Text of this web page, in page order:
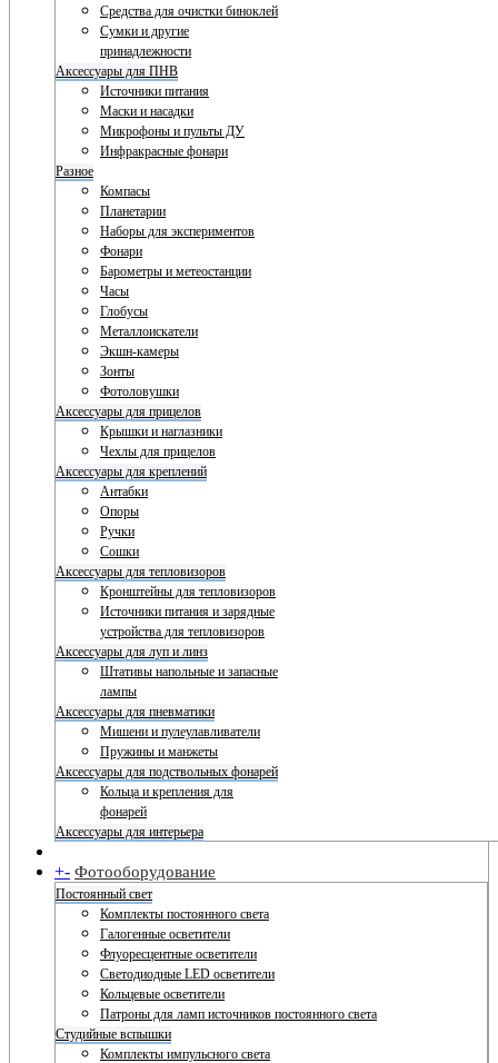
Средства для очистки биноклей
Сумки и другие
принадлежности
Аксессуары для ПНВ
Источники питания
Маски и насадки
Микрофоны и пульты ДУ
Инфракрасные фонари
Разное
Компасы
Планетарии
Наборы для экспериментов
Фонари
Барометры и метеостанции
Часы
Глобусы
Металлоискатели
Экшн-камеры
Зонты
Фотоловушки
Аксессуары для прицелов
Крышки и наглазники
Чехлы для прицелов
Аксессуары для креплений
Антабки
Опоры
Ручки
Сошки
Аксессуары для тепловизоров
Кронштейны для тепловизоров
Источники питания и зарядные
устройства для тепловизоров
Аксессуары для луп и линз
Штативы напольные и запасные
лампы
Аксессуары для пневматики
Мишени и пулеулавливатели
Пружины и манжеты
Аксессуары для подствольных фонарей
Кольца и крепления для
фонарей
Аксессуары для интерьера
+- Фотооборудование
Постоянный свет
Комплекты постоянного света
Галогенные осветители
Флуоресцентные осветители
Светодиодные LED осветители
Кольцевые осветители
Патроны для ламп источников постоянного света
Студийные вспышки
Комплекты импульсного света